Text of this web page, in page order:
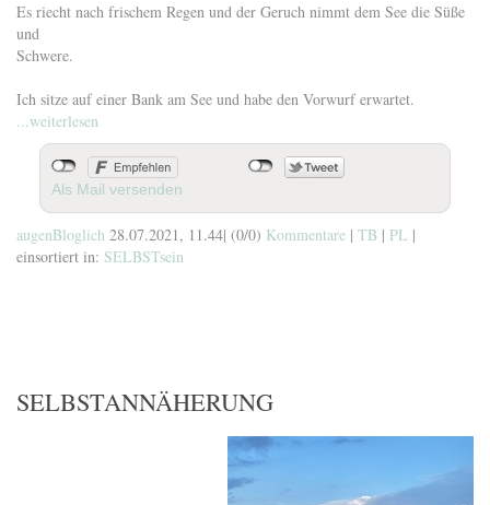
Es riecht nach frischem Regen und der Geruch nimmt dem See die Süße
und
Schwere.
Ich sitze auf einer Bank am See und habe den Vorwurf erwartet.
...weiterlesen
Als Mail versenden
augenBloglich 28.07.2021, 11.44| (0/0) Kommentare | TB | PL |
einsortiert in: SELBSTsein
SELBSTANNÄHERUNG